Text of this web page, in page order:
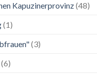
Ausstellung
Kapuzinerprovinz(48)
(1)
(3)
(6)